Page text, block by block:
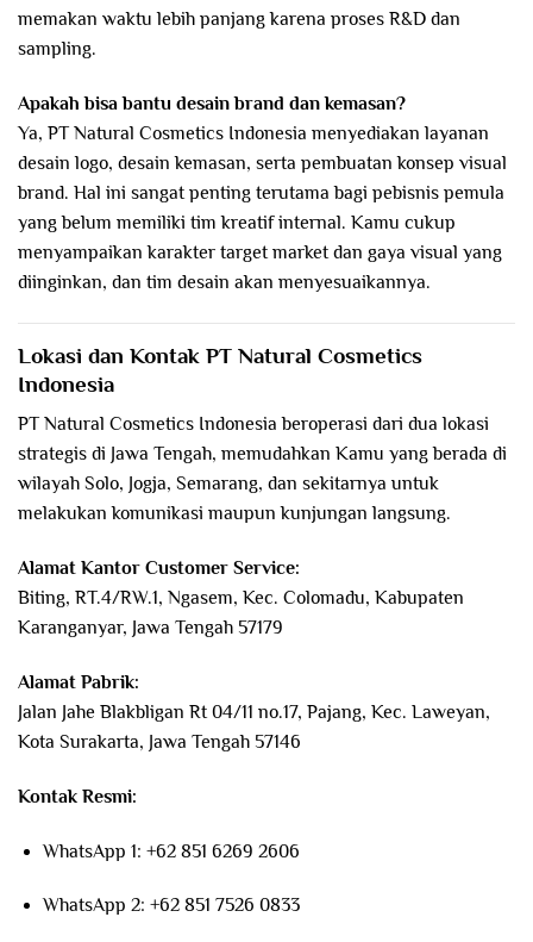
memakan waktu lebih panjang karena proses R&D dan
sampling.
Apakah bisa bantu desain brand dan kemasan?
Ya, PT Natural Cosmetics Indonesia menyediakan layanan
desain logo, desain kemasan, serta pembuatan konsep visual
brand. Hal ini sangat penting terutama bagi pebisnis pemula
yang belum memiliki tim kreatif internal. Kamu cukup
menyampaikan karakter target market dan gaya visual yang
diinginkan, dan tim desain akan menyesuaikannya.
Lokasi dan Kontak PT Natural Cosmetics
Indonesia
PT Natural Cosmetics Indonesia beroperasi dari dua lokasi
strategis di Jawa Tengah, memudahkan Kamu yang berada di
wilayah Solo, Jogja, Semarang, dan sekitarnya untuk
melakukan komunikasi maupun kunjungan langsung.
Alamat Kantor Customer Service:
Biting, RT.4/RW.1, Ngasem, Kec. Colomadu, Kabupaten
Karanganyar, Jawa Tengah 57179
Alamat Pabrik:
Jalan Jahe Blakbligan Rt 04/11 no.17, Pajang, Kec. Laweyan,
Kota Surakarta, Jawa Tengah 57146
Kontak Resmi:
WhatsApp 1: +62 851 6269 2606
WhatsApp 2: +62 851 7526 0833